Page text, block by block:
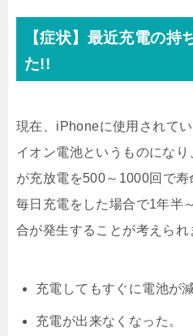
【症状】最近充電の持
た!!
現在、iPhoneに使用されて
イオン電池というものにな
が充放電を500～1000回で寿
毎日充電をした場合で1年半
合が発生することが考えられ
充電してもすぐに電池が
充電が出来なくなった。